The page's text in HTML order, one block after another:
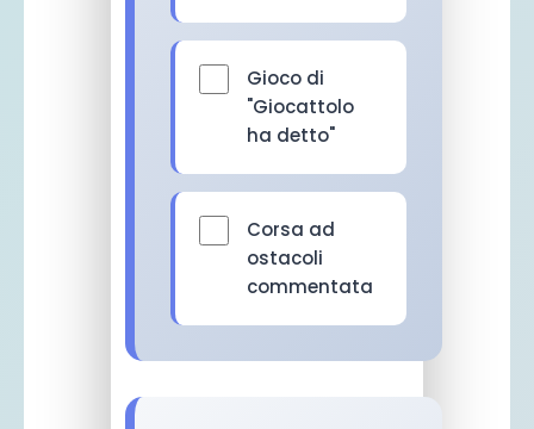
Gioco di
"Giocattolo
ha detto"
Corsa ad
ostacoli
commentata